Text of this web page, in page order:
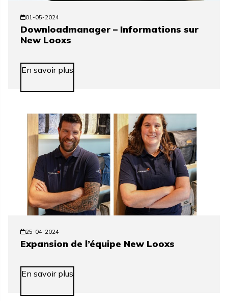
01-05-2024
Downloadmanager – Informations sur
New Looxs
En savoir plus
25-04-2024
Expansion de l’équipe New Looxs
En savoir plus